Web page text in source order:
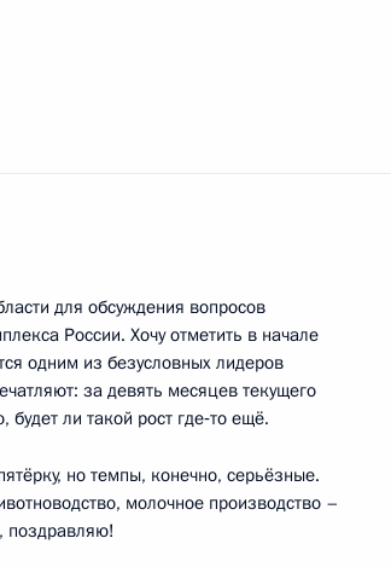
Владимира Путина с Президентом
Павлом Ливинским
для обсуждения вопросов
России. Хочу отметить в начале
одним из безусловных лидеров
за девять месяцев текущего
ли такой рост где‑то ещё.
но темпы, конечно, серьёзные.
молочное производство –
поздравляю!